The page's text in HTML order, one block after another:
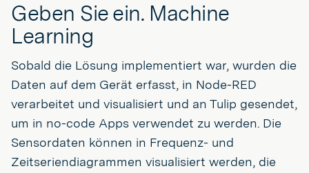
Geben Sie ein. Machine
Learning
Sobald die Lösung implementiert war, wurden die
Daten auf dem Gerät erfasst, in Node-RED
verarbeitet und visualisiert und an Tulip gesendet,
um in no-code Apps verwendet zu werden. Die
Sensordaten können in Frequenz- und
Zeitseriendiagrammen visualisiert werden, die